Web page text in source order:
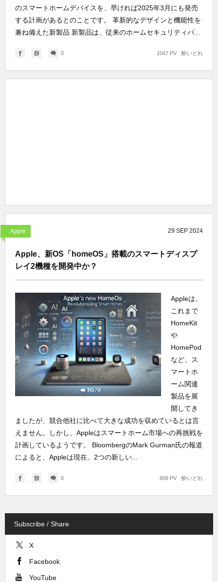
のスマートホームデバイスを、早ければ2025年3月にも発売
する計画があるとのことです。 革新的なデザインと機能性を
兼ね備えた新製品 新製品は、従来のホームセキュリティパ...
0 酔いどれ
1047 PV
Apple 29 SEP 2024
Apple、新OS「homeOS」搭載のスマートディスプ
レイ2機種を開発中か？
Appleは、
これまで
HomeKit
や
HomePod
など、ス
マートホ
ーム関連
製品を展
開してき
ましたが、競合他社に比べて大きな成功を収めているとは言
えません。しかし、Appleはスマートホーム市場への再挑戦を
計画しているようです。 BloombergのMark Gurman氏の報道
によると、Appleは現在、2つの新しい...
0 酔いどれ
809 PV
Subscribe / Share
X
Facebook
YouTube